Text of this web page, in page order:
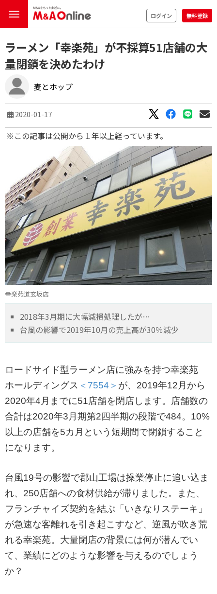
ログイン 無料登録
ラーメン「幸楽苑」が不採算51店舗の大
量閉鎖を決めたわけ
麦とホップ
2020-01-17
※この記事は公開から１年以上経っています。
幸楽苑道玄坂店
2018年3月期に大幅減損処理したが…
台風の影響で2019年10月の売上高が30％減少
ロードサイド型ラーメン店に強みを持つ幸楽苑
ホールディングス ＜7554＞ が、2019年12月から
2020年4月までに51店舗を閉店します。店舗数の
合計は2020年3月期第2四半期の段階で484。10%
以上の店舗を5カ月という短期間で閉鎖すること
になります。
台風19号の影響で郡山工場は操業停止に追い込ま
れ、250店舗への食材供給が滞りました。また、
フランチャイズ契約を結ぶ「いきなりステーキ」
が急速な客離れを引き起こすなど、逆風が吹き荒
れる幸楽苑。大量閉店の背景には何が潜んでい
て、業績にどのような影響を与えるのでしょう
か？